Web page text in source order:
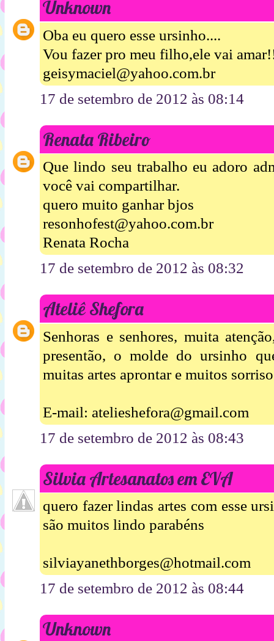
Unknown
Oba eu quero esse ursinho....
Vou fazer pro meu filho,ele vai
geisymaciel@yahoo.com.br
17 de setembro de 2012 às 08:14
Renata Ribeiro
Que lindo seu trabalho eu adoro
você vai compartilhar.
quero muito ganhar bjos
resonhofest@yahoo.com.br
Renata Rocha
17 de setembro de 2012 às 08:32
Ateliê Shefora
Senhoras e senhores, muita
presentão, o molde do ursinho
muitas artes aprontar e muitos
E-mail: atelieshefora@gmail.com
17 de setembro de 2012 às 08:43
Silvia Artesanatos em EVA
quero fazer lindas artes com esse
são muitos lindo parabéns
silviayanethborges@hotmail.com
17 de setembro de 2012 às 08:44
Unknown